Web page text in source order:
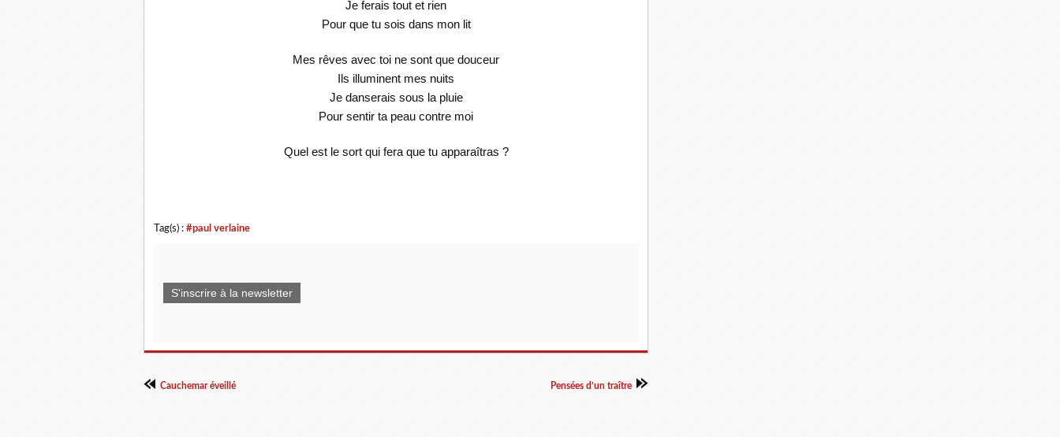
Je ferais tout et rien
Pour que tu sois dans mon lit
Mes rêves avec toi ne sont que douceur
Ils illuminent mes nuits
Je danserais sous la pluie
Pour sentir ta peau contre moi
Quel est le sort qui fera que tu apparaîtras ?
Tag(s) : #paul verlaine
S'inscrire à la newsletter
Cauchemar éveillé Pensées d’un traître